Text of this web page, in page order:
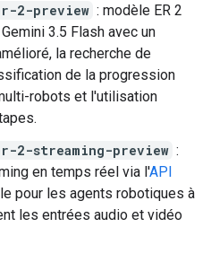
2-preview : modèle ER 2
3.5 Flash avec un
la recherche de
de la progression
robots et l'utilisation
2-streaming-preview :
en temps réel via l'API
pour les agents robotiques à
les entrées audio et vidéo